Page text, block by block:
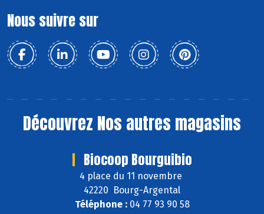
Nous suivre sur
Découvrez Nos autres magasins
Biocoop Bourguibio
4 place du 11 novembre
42220 Bourg-Argental
Téléphone :04 77 93 90 58